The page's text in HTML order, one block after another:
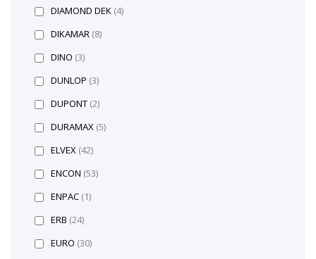
DIAMOND DEK (4)
DIKAMAR (8)
DINO (3)
DUNLOP (3)
DUPONT (2)
DURAMAX (5)
ELVEX (42)
ENCON (53)
ENPAC (1)
ERB (24)
EURO (30)